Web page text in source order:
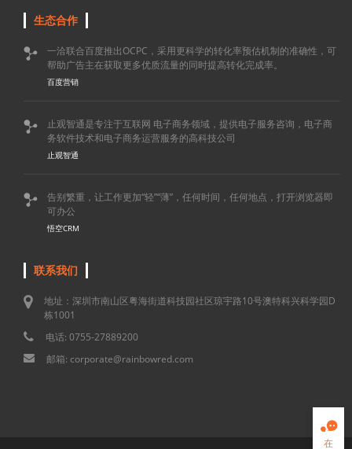
生态合作

一洽联合百度推出OCPC，采用更科学的转化率预估机制的准确性，可
帮助广告主在获取更多优质流量的同时提高转化完成率。
百度营销

止观智通是专注于互联网 电子商务领域，提供电子服务咨询，电子商
务软件技术和电子商务运营服务的高科技公司
止观智通

告别繁重，让工作更加“轻”“薄”，任何时间，任何地点，打开浏览器即
可办公
悟空CRM
联系我们
地址：深圳市南山区粤海街道科技园社区琼宇路10号澳特科兴科学园D
栋1001
电话: 0755-27889200
邮箱: corporate@rainbowred.com

在